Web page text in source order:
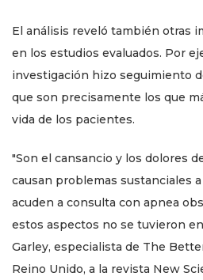
El análisis reveló también otras
en los estudios evaluados. Por
investigación hizo seguimiento
que son precisamente los que
vida de los pacientes.
"Son el cansancio y los dolores
causan problemas sustanciales
acuden a consulta con apnea
estos aspectos no se tuvieron
Garley, especialista de The
Reino Unido, a la revista New